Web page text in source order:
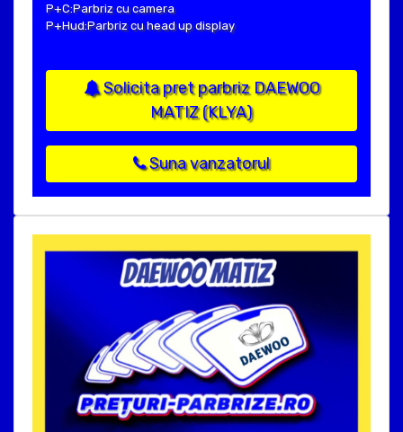
P+C:Parbriz cu camera
P+Hud:Parbriz cu head up display
Solicita pret parbriz DAEWOO
MATIZ (KLYA)
Suna vanzatorul